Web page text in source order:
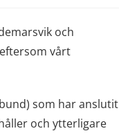
och
vårt
som har anslutit
och ytterligare